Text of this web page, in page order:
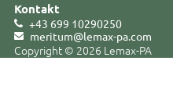
Kontakt
+43 699 10290250
meritum@lemax-pa.com
Copyright © 2026 Lemax-PA